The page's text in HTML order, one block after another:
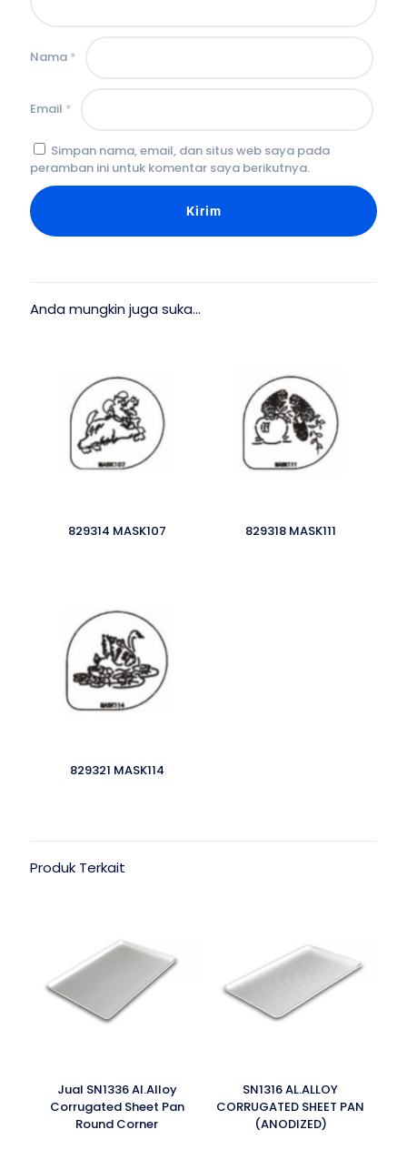
Nama *
Email *
Simpan nama, email, dan situs web saya pada
peramban ini untuk komentar saya berikutnya.
Anda mungkin juga suka…
829314 MASK107 829318 MASK111
829321 MASK114
Produk Terkait
Jual SN1336 Al.Alloy
Corrugated Sheet Pan
Round Corner
SN1316 AL.ALLOY
CORRUGATED SHEET PAN
(ANODIZED)